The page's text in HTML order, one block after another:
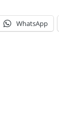
WhatsApp